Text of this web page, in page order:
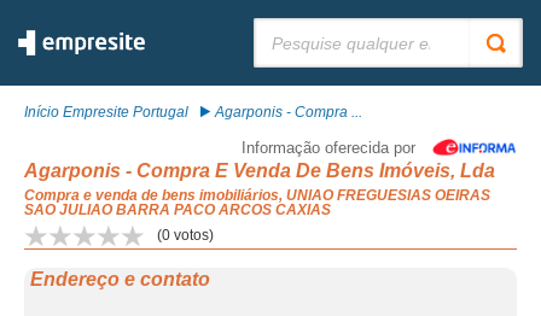
Início Empresite Portugal Agarponis - Compra ...
Informação oferecida por
Agarponis - Compra E Venda De Bens Imóveis, Lda
Compra e venda de bens imobiliários, UNIAO FREGUESIAS OEIRAS
SAO JULIAO BARRA PACO ARCOS CAXIAS
(0 votos)
Endereço e contato